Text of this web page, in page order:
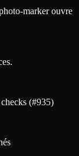
marker ouvre
(#935)